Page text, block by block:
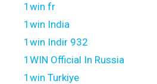
1win fr
1win India
1win Indir 932
1WIN Official In Russia
1win Turkiye